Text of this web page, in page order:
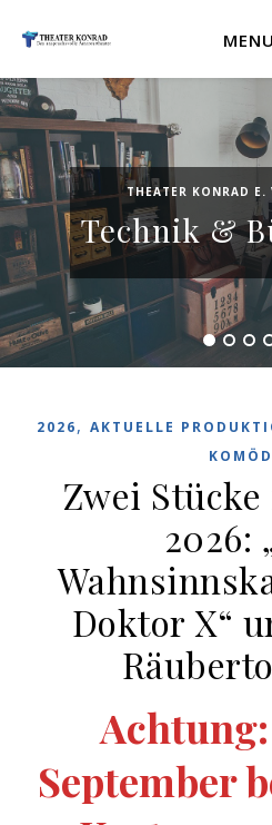
MENU
THEATER KONRAD
Technik &
2026, AKTUELLE
Zwei
2026:
Doktor X“
September